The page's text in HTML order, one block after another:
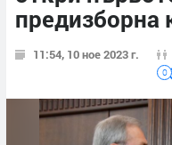
предизборна
11:54, 10 ное 2023 г.
0